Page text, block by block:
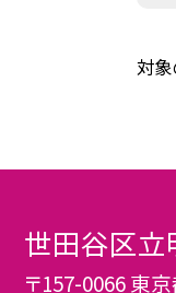
対象
世田谷区
〒157-0066 東